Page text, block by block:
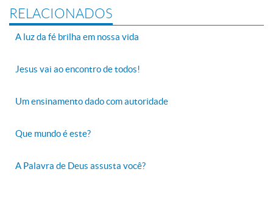
RELACIONADOS
A luz da fé brilha em nossa vida
Jesus vai ao encontro de todos!
Um ensinamento dado com autoridade
Que mundo é este?
A Palavra de Deus assusta você?